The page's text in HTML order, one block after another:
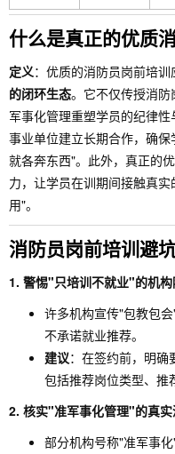
什么是真正的优质
定义：优质的消防员岗前培
的闭环生态。它不仅传授消
军事化管理重塑学员的纪律
事业单位建立长期合作，确
就各奔东西"。此外，真正的
力，让学员在训期间接触真
用"。
消防员岗前培训避
1. 警惕"只培训不就业"的机
许多机构宣传"包教包
不承诺就业推荐。
建议：在签约前，明确
包括推荐岗位类型、推
2. 核实"准军事化管理"的真
部分机构号称"准军事